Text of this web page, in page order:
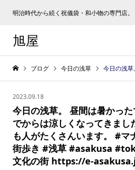
明治時代から続く祝儀袋・和小物の専門店。
旭屋
ブログ 今日の浅草 今日の浅草。 昼間は暑かったですが、陽が沈んでからは涼しく
2023.09.18
今日の浅草。 昼間は暑かっ
でからは涼しくなってきまし
も人がたくさんいます。 #マ
街歩き #浅草 #asakusa
文化の街 https://e-